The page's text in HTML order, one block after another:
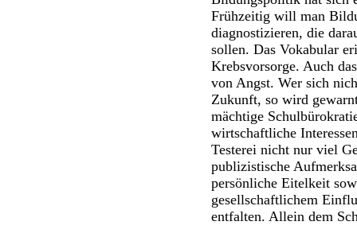
Frühzeitig will man
diagnostizieren, die
sollen. Das Vokabular
Krebsvorsorge. Auch
von Angst. Wer sich
Zukunft, so wird
mächtige
wirtschaftliche
Testerei nicht nur viel
publizistische
persönliche Eitelkeit
gesellschaftlichem
entfalten. Allein dem